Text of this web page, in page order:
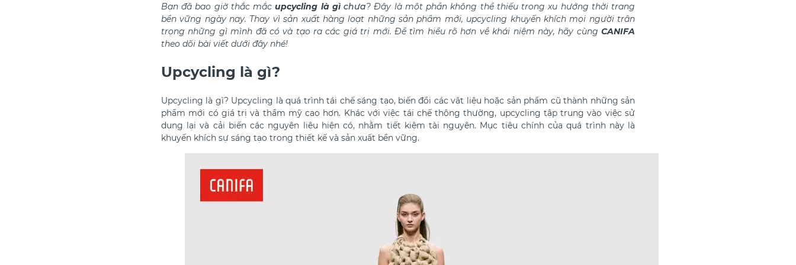
Bạn đã bao giờ thắc mắc upcycling là gìchưa? Đây là một phần không thể thiếu trong xu hướng thời trang
bền vững ngày nay. Thay vì sản xuất hàng loạt những sản phẩm mới, upcycling khuyến khích mọi người trân
trọng những gì mình đã có và tạo ra các giá trị mới. Để tìm hiểu rõ hơn về khái niệm này, hãy cùng CANIFA
theo dõi bài viết dưới đây nhé!
Upcycling là gì?
Upcycling là gì? Upcycling là quá trình tái chế sáng tạo, biến đổi các vật liệu hoặc sản phẩm cũ thành những sản
phẩm mới có giá trị và thẩm mỹ cao hơn. Khác với việc tái chế thông thường, upcycling tập trung vào việc sử
dụng lại và cải biến các nguyên liệu hiện có, nhằm tiết kiệm tài nguyên. Mục tiêu chính của quá trình này là
khuyến khích sự sáng tạo trong thiết kế và sản xuất bền vững.